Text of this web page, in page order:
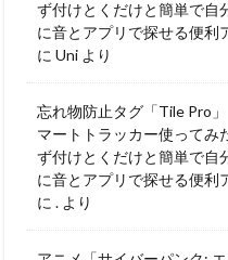
ず付けとくだけと簡単で自
に音とアプリで探せる便利
に Uni より
忘れ物防止タグ「Tile Pro
マートトラッカー使ってみ
ず付けとくだけと簡単で自
に音とアプリで探せる便利
に . より